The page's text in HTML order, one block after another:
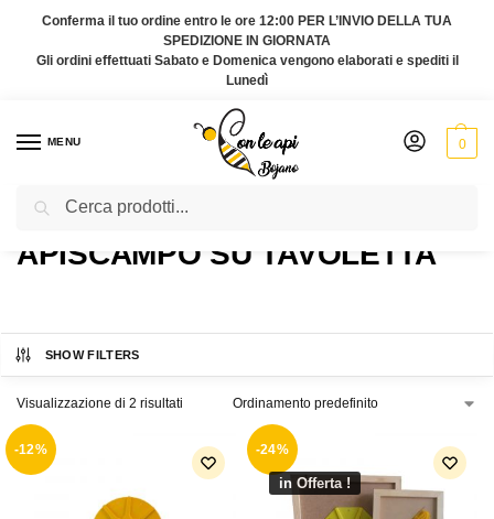
Conferma il tuo ordine entro le ore 12:00 PER L’INVIO DELLA TUA
SPEDIZIONE IN GIORNATA
Gli ordini effettuati Sabato e Domenica vengono elaborati e spediti il
Lunedì
MENU 0
Home Prodotti taggati “Apiscampo su tavoletta”
APISCAMPO SU TAVOLETTA
SHOW FILTERS
Visualizzazione di 2 risultati
-12% -24%
in Offerta !